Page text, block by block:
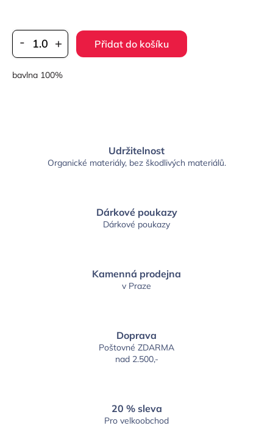
Přidat do košíku
bavlna 100%
Udržitelnost
Organické materiály, bez škodlivých materiálů.
Dárkové poukazy
Dárkové poukazy
Kamenná prodejna
v Praze
Doprava
Poštovné ZDARMA
nad 2.500,-
20 % sleva
Pro velkoobchod